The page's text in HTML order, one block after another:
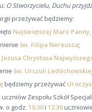
O Stworzycielu, Duchu przyjdź
przeżywać będziemy:
Najświętszej Marii
św. Filipa Nereusza;
Jezusa Chrystusa
św. Urszuli
będziemy przeżywać
Zespołu Szkół
o godz. 10.30i 12.30